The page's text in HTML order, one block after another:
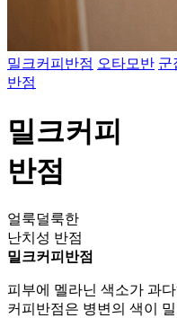
밀크커피반점 오타모반 군
반점
밀크커피
반점
얼룩덜룩한
난치성 반점
밀크커피반점
피부에 멜라닌 색소가 과
커피반점은 병변의 색이